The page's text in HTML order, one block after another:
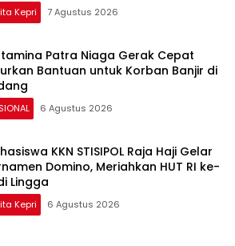
Kepri 7 Agustus 2026
Patra Niaga Gerak Cepat
Bantuan untuk Korban Banjir di
6 Agustus 2026
KKN STISIPOL Raja Haji Gelar
Domino, Meriahkan HUT RI ke-
Lingga
Kepri 6 Agustus 2026